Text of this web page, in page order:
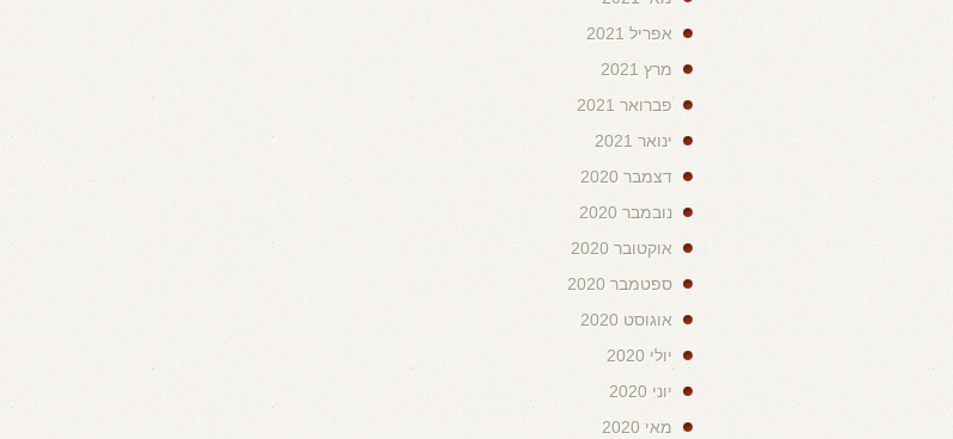
אפריל 2021
מרץ 2021
פברואר 2021
ינואר 2021
דצמבר 2020
נובמבר 2020
אוקטובר 2020
ספטמבר 2020
אוגוסט 2020
יולי 2020
יוני 2020
מאי 2020